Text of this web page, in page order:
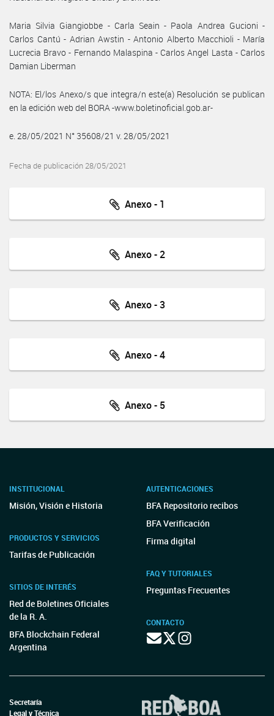
Maria Silvia Giangiobbe - Carla Seain - Paola Andrea Gucioni -
Carlos Cantú - Adrian Awstin - Antonio Alberto Macchioli - María
Lucrecia Bravo - Fernando Malaspina - Carlos Angel Lasta - Carlos
Damian Liberman
NOTA: El/los Anexo/s que integra/n este(a) Resolución se publican
en la edición web del BORA -www.boletinoficial.gob.ar-
e. 28/05/2021 N° 35608/21 v. 28/05/2021
Fecha de publicación 28/05/2021
Anexo - 1
Anexo - 2
Anexo - 3
Anexo - 4
Anexo - 5
INSTITUCIONAL
Misión, Visión e Historia
PRODUCTOS Y SERVICIOS
Tarifas de Publicación
SITIOS DE INTERÉS
Red de Boletines Oficiales
de la R. A.
BFA Blockchain Federal
Argentina
AUTENTICACIONES
BFA Repositorio recibos
BFA Verificación
Firma digital
FAQ Y TUTORIALES
Preguntas Frecuentes
CONTACTO
Secretaría
Legal y Técnica